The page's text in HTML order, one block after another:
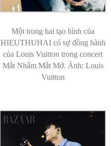
Một trong hai tạo hình của
HIEUTHUHAI có sự đồng hành
của Louis Vuitton trong concert
Mắt Nhắm Mắt Mở. Ảnh: Louis
Vuitton